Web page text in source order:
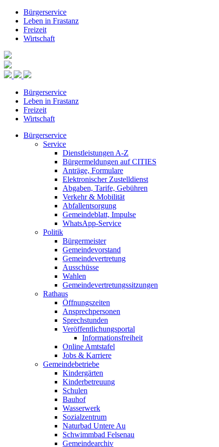
Bürgerservice
Leben in Frastanz
Freizeit
Wirtschaft
Bürgerservice
Leben in Frastanz
Freizeit
Wirtschaft
Bürgerservice
Service
Dienstleistungen A-Z
Bürgermeldungen auf CITIES
Anträge, Formulare
Elektronischer Zustelldienst
Abgaben, Tarife, Gebühren
Verkehr & Mobilität
Abfallentsorgung
Gemeindeblatt, Impulse
WhatsApp-Service
Politik
Bürgermeister
Gemeindevorstand
Gemeindevertretung
Ausschüsse
Wahlen
Gemeindevertretungssitzungen
Rathaus
Öffnungszeiten
Ansprechpersonen
Sprechstunden
Veröffentlichungsportal
Informationsfreiheit
Online Amtstafel
Jobs & Karriere
Gemeindebetriebe
Kindergärten
Kinderbetreuung
Schulen
Bauhof
Wasserwerk
Sozialzentrum
Naturbad Untere Au
Schwimmbad Felsenau
Gemeindearchiv